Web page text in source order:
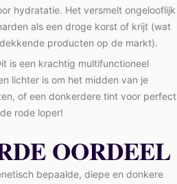
hydratatie. Het versmelt ongelooflijk
als een droge korst of krijt (wat
producten op de markt).
is een krachtig multifunctioneel
lichter is om het midden van je
of een donkerdere tint voor perfect
rode loper!
OORDEEL
bepaalde, diepe en donkere